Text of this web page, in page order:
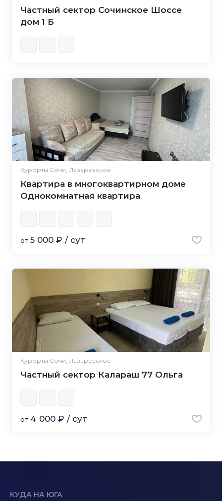
Частный сектор Сочинское Шоссе
дом 1 Б
Курорты Сочи, Лазаревское
Квартира в многоквартирном доме
Однокомнатная квартира
от 5 000 ₽ / сут
Курорты Сочи, Лазаревское
Частный сектор Калараш 77 Ольга
от 4 000 ₽ / сут
КУДА НА ЮГА